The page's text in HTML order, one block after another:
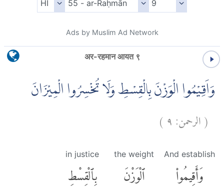
Ads by Muslim Ad Network
अर-रहमान आयत ९
وَاَقِيْمُوا الْوَزْنَ بِالْقِسْطِ وَلَا تُخْسِرُوا الْمِيْزَانَ
(الرحمن:٩)
And establish
وَأَقِيمُوا۟
the weight
ٱلْوَزْنَ
in justice
بِٱلْقِسْطِ